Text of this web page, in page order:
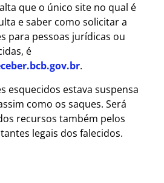
que o único site no qual é
e saber como solicitar a
para pessoas jurídicas ou
é
.
esquecidos estava suspensa
como os saques. Será
recursos também pelos
legais dos falecidos.